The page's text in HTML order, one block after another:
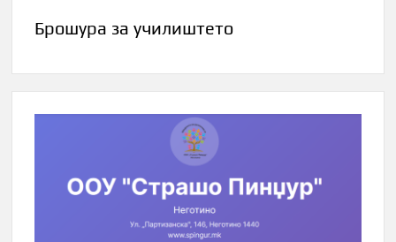
Брошура за училиштето